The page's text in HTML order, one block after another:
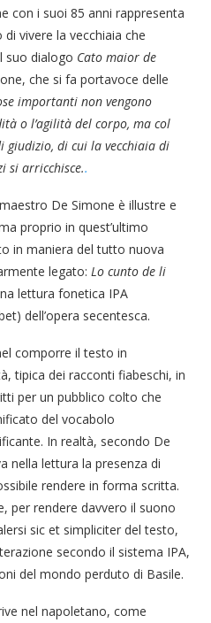
con i suoi 85 anni rappresenta
vivere la vecchiaia che
suo dialogo Cato maior de
che si fa portavoce delle
importanti non vengono
o l’agilità del corpo, ma col
giudizio, di cui la vecchiaia di
si arricchisce..
De Simone è illustre e
proprio in quest’ultimo
in maniera del tutto nuova
legato: Lo cunto de li
lettura fonetica IPA
dell’opera secentesca.
comporre il testo in
tipica dei racconti fiabeschi, in
per un pubblico colto che
del vocabolo
In realtà, secondo De
nella lettura la presenza di
rendere in forma scritta.
per rendere davvero il suono
sic et simpliciter del testo,
secondo il sistema IPA,
del mondo perduto di Basile.
nel napoletano, come